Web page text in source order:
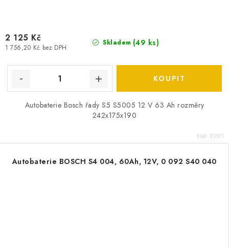
Skladem (49 ks)
1 756,20 Kč bez DPH
2 125 Kč
Autobaterie Bosch řady S5 S5005 12 V 63 Ah rozměry
242x175x190
Kód: E3571
Autobaterie BOSCH S4 004, 60Ah, 12V, 0 092 S40 040